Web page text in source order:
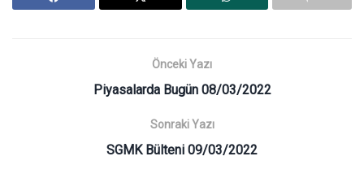
Önceki Yazı
Piyasalarda Bugün 08/03/2022
Sonraki Yazı
SGMK Bülteni 09/03/2022